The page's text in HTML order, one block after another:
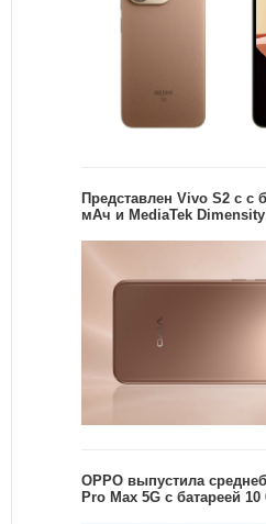
Представлен Vivo S2 с с
мАч и MediaTek
OPPO выпустила
Pro Max 5G с батареей